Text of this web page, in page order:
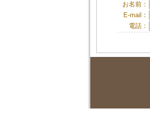
お名前：
E-mail：
電話：